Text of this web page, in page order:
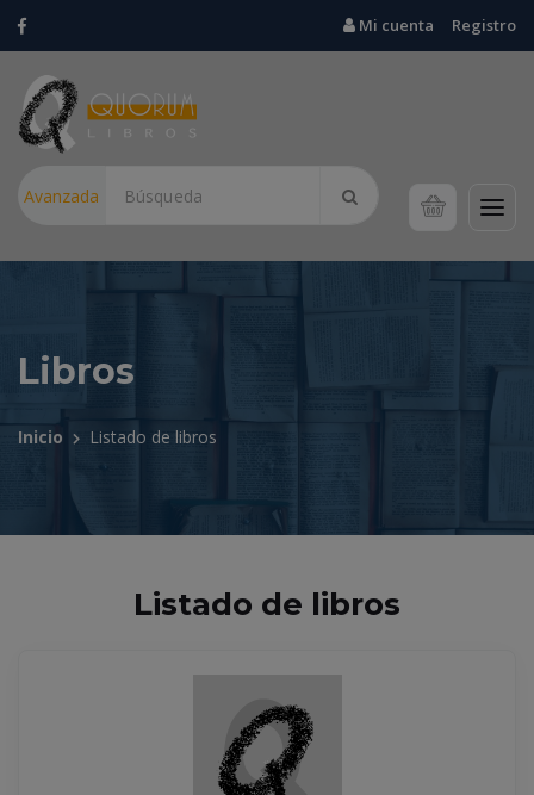
Mi cuenta Registro
Avanzada
Libros
Inicio Listado de libros
Listado de libros